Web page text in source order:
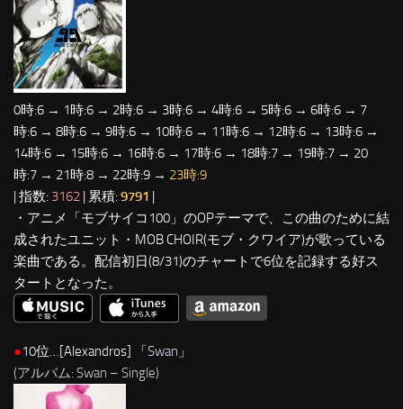
0時:6 → 1時:6 → 2時:6 → 3時:6 → 4時:6 → 5時:6 → 6時:6 → 7
時:6 → 8時:6 → 9時:6 → 10時:6 → 11時:6 → 12時:6 → 13時:6 →
14時:6 → 15時:6 → 16時:6 → 17時:6 → 18時:7 → 19時:7 → 20
時:7 → 21時:8 → 22時:9 → 23時:9
| 指数: 3162 | 累積: 9791 |
・アニメ「モブサイコ100」のOPテーマで、この曲のために結
成されたユニット・MOB CHOIR(モブ・クワイア)が歌っている
楽曲である。配信初日(8/31)のチャートで6位を記録する好ス
タートとなった。
●10位…[Alexandros] 「Swan 」
(アルバム: Swan – Single)